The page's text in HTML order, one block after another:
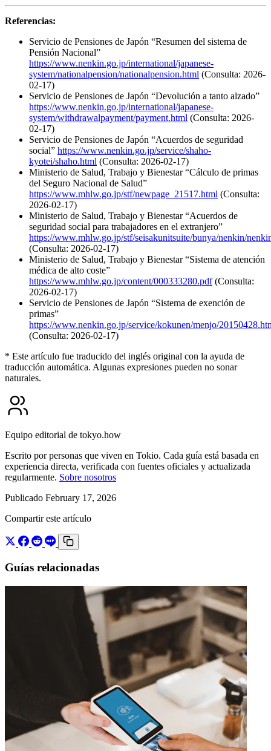
Referencias:
Servicio de Pensiones de Japón “Resumen del sistema de
Pensión Nacional”
https://www.nenkin.go.jp/international/japanese-
system/nationalpension/nationalpension.html (Consulta: 2026-
02-17)
Servicio de Pensiones de Japón “Devolución a tanto alzado”
https://www.nenkin.go.jp/international/japanese-
system/withdrawalpayment/payment.html (Consulta: 2026-
02-17)
Servicio de Pensiones de Japón “Acuerdos de seguridad
social” https://www.nenkin.go.jp/service/shaho-
kyotei/shaho.html (Consulta: 2026-02-17)
Ministerio de Salud, Trabajo y Bienestar “Cálculo de primas
del Seguro Nacional de Salud”
https://www.mhlw.go.jp/stf/newpage_21517.html (Consulta:
2026-02-17)
Ministerio de Salud, Trabajo y Bienestar “Acuerdos de
seguridad social para trabajadores en el extranjero”
https://www.mhlw.go.jp/stf/seisakunitsuite/bunya/nenkin/
(Consulta: 2026-02-17)
Ministerio de Salud, Trabajo y Bienestar “Sistema de atención
médica de alto coste”
https://www.mhlw.go.jp/content/000333280.pdf(Consulta:
2026-02-17)
Servicio de Pensiones de Japón “Sistema de exención de
primas”
https://www.nenkin.go.jp/service/kokunen/menjo/
(Consulta: 2026-02-17)
* Este artículo fue traducido del inglés original con la ayuda de
traducción automática. Algunas expresiones pueden no sonar
naturales.
Equipo editorial de tokyo.how
Escrito por personas que viven en Tokio. Cada guía está basada en
experiencia directa, verificada con fuentes oficiales y actualizada
regularmente. Sobre nosotros
Publicado February 17, 2026
Compartir este artículo
Guías relacionadas